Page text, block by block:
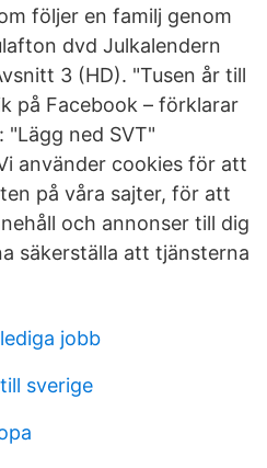
följer en familj genom
dvd Julkalendern
3 (HD). "Tusen år till
på Facebook – förklarar
ned SVT"
använder cookies för att
på våra sajter, för att
och annonser till dig
säkerställa att tjänsterna
jobb
sverige